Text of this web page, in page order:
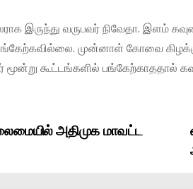
இருந்து வருபவர் நிவேதா. இளம்
முன்னாள் கோவை
கூட்டங்களில் பங்கேற்காததால்
அதிமுக மாவட்ட